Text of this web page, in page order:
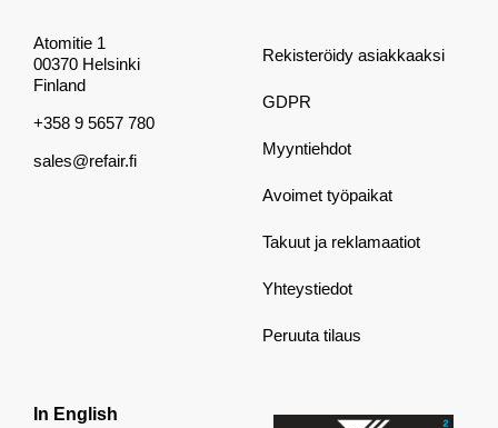
Atomitie 1
00370 Helsinki
Finland
+358 9 5657 780
sales@refair.fi
Rekisteröidy asiakkaaksi
GDPR
Myyntiehdot
Avoimet työpaikat
Takuut ja reklamaatiot
Yhteystiedot
Peruuta tilaus
In English